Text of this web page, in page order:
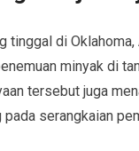
tinggal di
minyak di
tersebut juga
serangkaian